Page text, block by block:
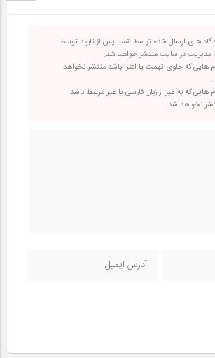
های ارسال شده توسط شما، پس از تایید توسط
مدیریت در سایت منتشر خواهد شد.
هایی که حاوی تهمت یا افترا باشد منتشر نخواهد
هایی که به غیر از زبان فارسی یا غیر مرتبط باشد
نخواهد شد.